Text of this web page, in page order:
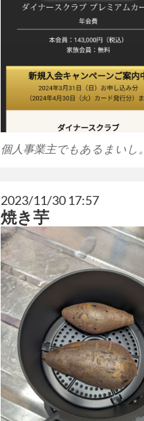
個人事業主でもあるまいし。
2023/11/30 17:57
焼き芋